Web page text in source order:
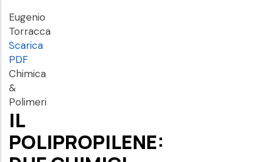
Eugenio
Torracca
Scarica
PDF
Chimica
&
Polimeri
IL
POLIPROPILENE: